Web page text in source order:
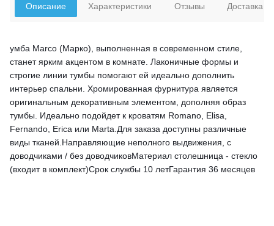
Описание
умба Marco (Марко), выполненная в современном стиле,
станет ярким акцентом в комнате. Лаконичные формы и
строгие линии тумбы помогают ей идеально дополнить
интерьер спальни. Хромированная фурнитура является
оригинальным декоративным элементом, дополняя образ
тумбы. Идеально подойдет к кроватям Romano, Elisa,
Fernando, Erica или Marta.Для заказа доступны различные
виды тканей.Направляющие неполного выдвижения, с
доводчиками / без доводчиковМатериал столешница - стекло
(входит в комплект)Срок службы 10 летГарантия 36 месяцев
Характеристики Отзывы Доставка